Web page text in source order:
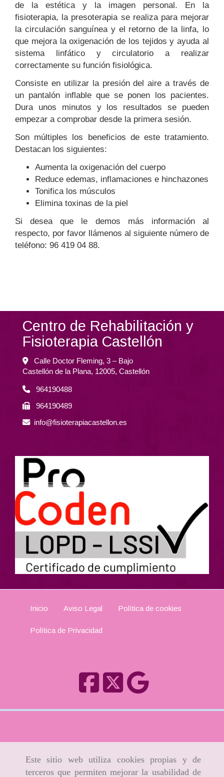
Este sitio web utiliza cookies propias y de
terceros que permiten mejorar la usabilidad de
de la estética y la imagen personal. En la
fisioterapia, la presoterapia se realiza para mejorar
la circulación sanguínea y el retorno de la linfa, lo
que mejora la oxigenación de los tejidos y ayuda al
sistema linfático y circulatorio a realizar
correctamente su función fisiológica.
Consiste en utilizar la presión del aire a través de
un pantalón inflable que se ponen los pacientes.
Dura unos minutos y los resultados se pueden
empezar a comprobar desde la primera sesión.
Son múltiples los beneficios de este tratamiento.
Destacan los siguientes:
Aumenta la oxigenación del cuerpo
Reduce edemas, inflamaciones e hinchazones
Tonifica los músculos
Elimina toxinas de la piel
Si desea que le demos más información al
respecto, por favor llámenos al siguiente número de
teléfono: 96 419 04 88.
Centro de Rehabilitación y
Fisioterapia Castellón
Calle Doctor Fleming, 3 – Bajo
Castellón de la Plana, 12005, Castellón
964190488
964190489
info
fisioterapiacastellon.es
Inicio Aviso Legal Política de cookies
Política de Privacidad